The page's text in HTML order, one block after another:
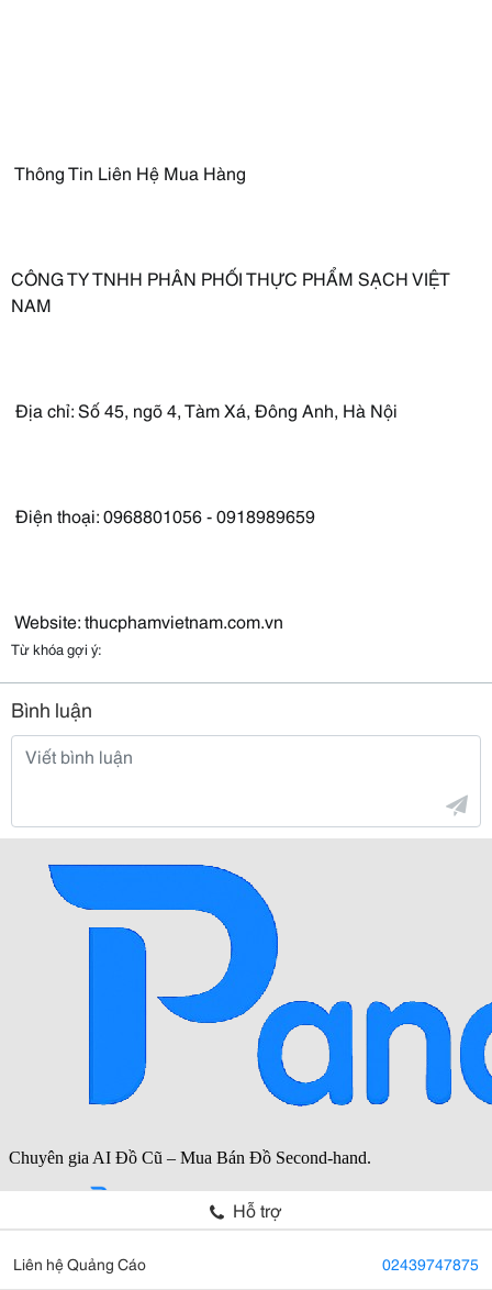
Thông Tin Liên Hệ Mua Hàng
CÔNG TY TNHH PHÂN PHỐI THỰC PHẨM SẠCH VIỆT
NAM
Địa chỉ: Số 45, ngõ 4, Tàm Xá, Đông Anh, Hà Nội
Điện thoại: 0968801056 - 0918989659
Website: thucphamvietnam.com.vn
Từ khóa gợi ý:
Bình luận
Hỗ trợ
Liên hệ Quảng Cáo 02439747875